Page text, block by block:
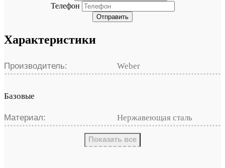
Телефон
Отправить
Характеристики
Производитель: Weber
Базовые
Материал: Нержавеющая сталь
Показать все